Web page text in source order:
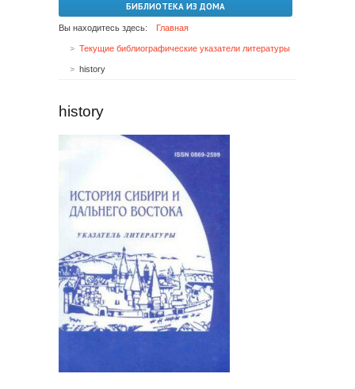
БИБЛИОТЕКА ИЗ ДОМА
Вы находитесь здесь: Главная
Текущие библиографические указатели литературы
history
history